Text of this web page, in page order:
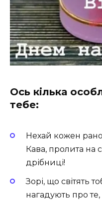
Ось кілька
тебе:
Нехай кожен
Кава, пролита на
дрібниці!
Зорі, що світять
нагадують про